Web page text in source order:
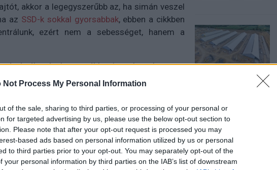
Not Process My Personal Information
of the sale, sharing to third parties, or processing of your personal or
for targeted advertising by us, please use the below opt-out section to
Please note that after your opt-out request is processed you may
based ads based on personal information utilized by us or personal
to third parties prior to your opt-out. You may separately opt-out of the
your personal information by third parties on the IAB’s list of downstream
akkor a legegyszerűbb az, ha simán veszel
az SSD-k sokkal gyorsabbak, ebben a cikkben
ezért nem a sebességet, hanem a
ár-érték arányban továbbra is verhetetlen ezen
vehetünk meg, vagyis 1 GB adat tárolása
1000-es váltószámot alkalmazva).
valamint az egyszerű beépítés és
A PC-be épített HDD közvetlen módon csak
mappák megosztására is, ez messze nem